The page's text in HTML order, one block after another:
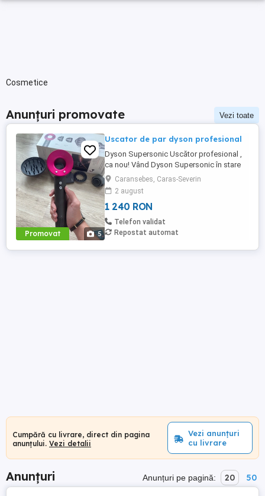
Cosmetice
Anunțuri promovate Vezi toate
Promovat 5
Uscator de par dyson profesional
Dyson Supersonic Uscător profesional ,
ca nou! Vând Dyson Supersonic în stare
excelentă, folosit foarte puțin. Ideal pentru
cei care vor rezultate de salon acasă
Uscare rapidă, fără a deteriora părul
Tehnologie inteligentă de control al
temperaturii Motor puternic, dar foarte
silențios ...
Caransebes, Caras-Severin
2 august
1 240 RON
Telefon validat
Repostat automat
Cumpără cu livrare, direct din pagina
anunțului. Vezi detalii
Vezi anunțuri
cu livrare
Anunțuri Anunțuri pe pagină: 20 50